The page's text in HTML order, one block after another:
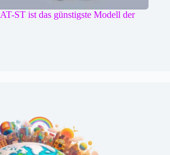
ST ist das günstigste Modell der